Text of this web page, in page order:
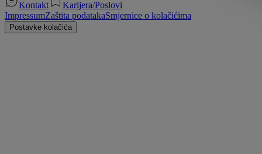
Kontakt
Karijera/Poslovi
ImpressumZaštita podatakaSmjernice o kolačićima
Postavke kolačića